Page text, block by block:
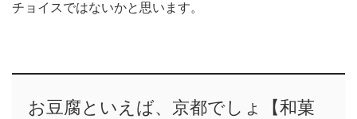
チョイスではないかと思います。
お豆腐といえば、京都でしょ【和菓